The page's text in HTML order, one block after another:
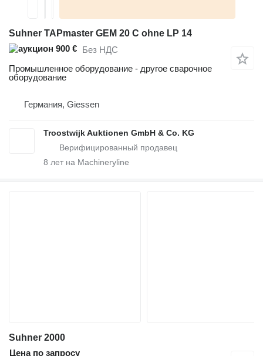
Suhner TAPmaster GEM 20 C ohne LP 14
900 € Без НДС
Промышленное оборудование - другое сварочное
оборудование
Германия, Giessen
Troostwijk Auktionen GmbH & Co. KG
8 лет на Machineryline
Suhner 2000
Цена по запросу